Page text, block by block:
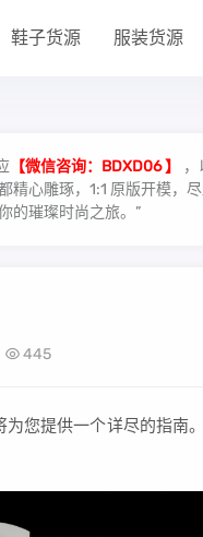
鞋子货源 服装货源
【微信咨询：BDXD06 】
精心雕琢，1:1 原版开模，
的璀璨时尚之旅。”
445
您提供一个详尽的指南